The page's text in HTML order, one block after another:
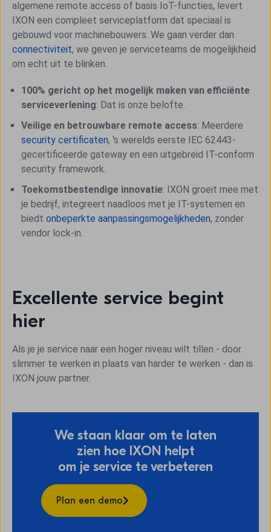
algemene remote access of basis IoT-functies, levert
IXON een compleet serviceplatform dat speciaal is
gebouwd voor machinebouwers. We gaan verder dan
connectiviteit, we geven je serviceteams de mogelijkheid
om echt uit te blinken.
100% gericht op het mogelijk maken van efficiënte
serviceverlening: Dat is onze belofte.
Veilige en betrouwbare remote access: Meerdere
security certificaten, 's werelds eerste IEC 62443-
gecertificeerde gateway en een uitgebreid IT-conform
security framework.
Toekomstbestendige innovatie: IXON groeit mee met
je bedrijf, integreert naadloos met je IT-systemen en
biedt onbeperkte aanpassingsmogelijkheden, zonder
vendor lock-in.
Excellente service begint
hier
Als je je service naar een hoger niveau wilt tillen - door
slimmer te werken in plaats van harder te werken - dan is
IXON jouw partner.
We staan klaar om te laten
zien hoe IXON helpt
om je service te verbeteren
Plan een demo